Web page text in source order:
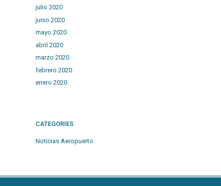
julio 2020
junio 2020
mayo 2020
abril 2020
marzo 2020
febrero 2020
enero 2020
CATEGORIES
Noticias Aeropuerto